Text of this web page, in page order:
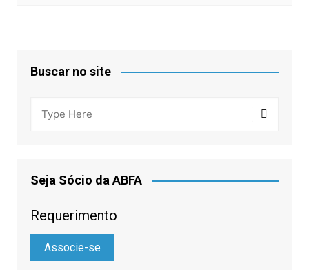
Buscar no site
Seja Sócio da ABFA
Requerimento
Associe-se